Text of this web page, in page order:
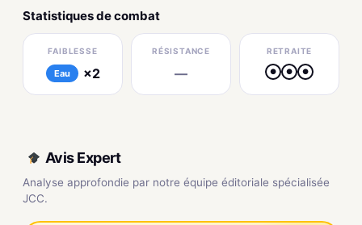
Statistiques de combat
FAIBLESSE
Eau ×2
RÉSISTANCE
—
RETRAITE
● ● ●
Avis Expert
Analyse approfondie par notre équipe éditoriale spécialisée
JCC.